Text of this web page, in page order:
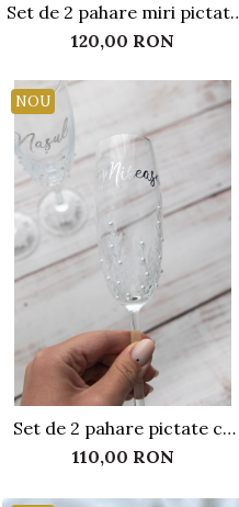
Set de 2 pahare miri pictate
- Feather spark
120,00 RON
NOU
Set de 2 pahare pictate cu
crengute albe si perle
110,00 RON